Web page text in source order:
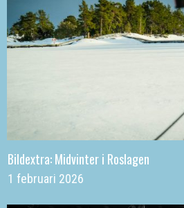
Bildextra: Midvinter i Roslagen
1 februari 2026